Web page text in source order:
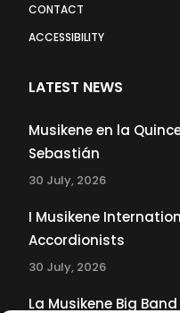
CONTACT
ACCESSIBILITY
LATEST NEWS
Musikene en la
Sebastián
30 July, 2026
I Musikene
Accordionists
30 July, 2026
La Musikene Big